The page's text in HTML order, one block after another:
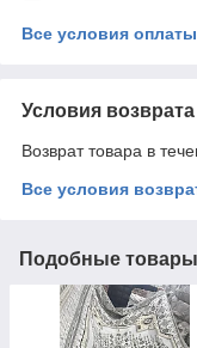
Все условия оплаты
Условия возврата
Возврат товара в
Все условия
Подобные